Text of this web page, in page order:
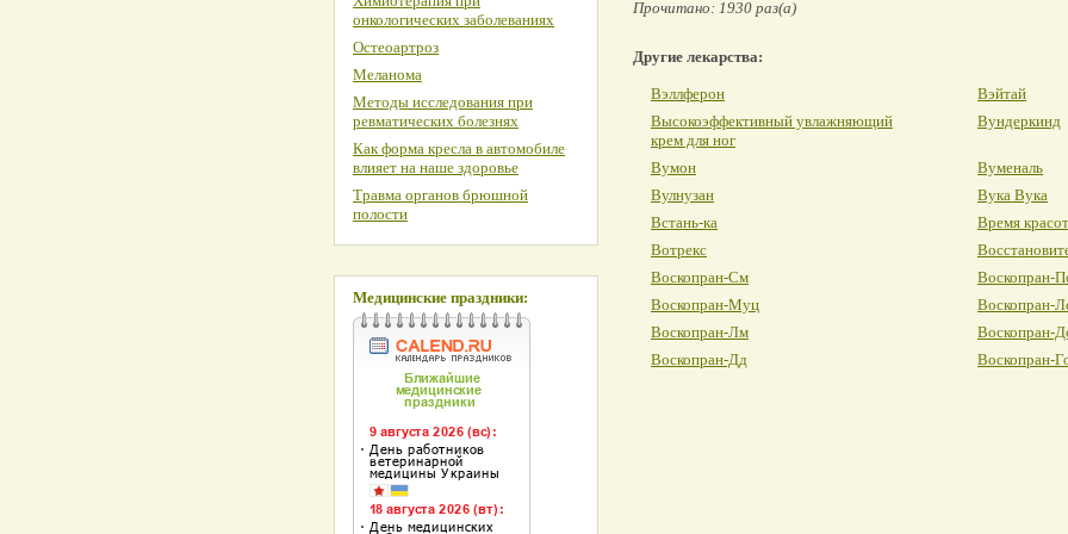
Прочитано: 1930 раз(а)
Другие лекарства:
Вэллферон
Вэйтай
Высокоэффективный увлажняющий
крем для ног
Вундеркинд
Вумон
Вуменаль
Вулнузан
Вука Вука
Встань-ка
Время
Вотрекс
Воскопран-См
Воскопран-
Воскопран-Муц
Воскопран-
Воскопран-Лм
Воскопран-
Воскопран-Дд
Воскопран-
онкологических заболеваниях
Остеоартроз
Меланома
Методы исследования при
ревматических болезнях
Как форма кресла в автомобиле
влияет на наше здоровье
Травма органов брюшной
полости
Медицинские праздники: